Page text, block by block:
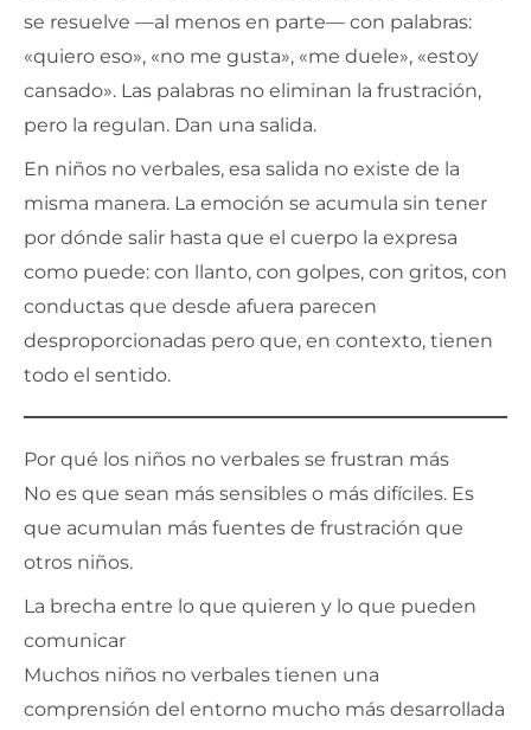
se resuelve —al menos en parte— con palabras:
«quiero eso», «no me gusta», «me duele», «estoy
cansado». Las palabras no eliminan la frustración,
pero la regulan. Dan una salida.
En niños no verbales, esa salida no existe de la
misma manera. La emoción se acumula sin tener
por dónde salir hasta que el cuerpo la expresa
como puede: con llanto, con golpes, con gritos, con
conductas que desde afuera parecen
desproporcionadas pero que, en contexto, tienen
todo el sentido.
Por qué los niños no verbales se frustran más
No es que sean más sensibles o más difíciles. Es
que acumulan más fuentes de frustración que
otros niños.
La brecha entre lo que quieren y lo que pueden
comunicar
Muchos niños no verbales tienen una
comprensión del entorno mucho más desarrollada